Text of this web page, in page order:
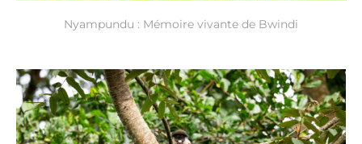
Nyampundu : Mémoire vivante de Bwindi